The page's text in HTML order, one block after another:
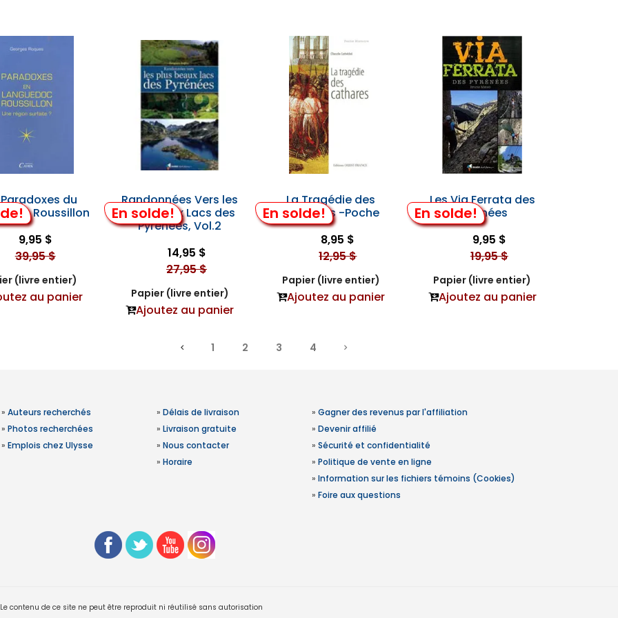
du
Roussillon
9,95 $
39,95 $
(livre entier)
au panier
En solde!
Randonnées Vers les
Plus Beaux Lacs des
Pyrénées, Vol.2
14,95 $
27,95 $
Papier (livre entier)
Ajoutez au panier
En solde!
La Tragédie des
Cathares -Poche
8,95 $
12,95 $
Papier (livre entier)
Ajoutez au panier
En solde!
Les Via Ferrata des
Pyrénées
9,95 $
19,95 $
Papier (livre entier)
Ajoutez au panier
1 2 3 4
» Auteurs recherchés
» Photos recherchées
» Emplois chez Ulysse
» Délais de livraison
» Livraison gratuite
» Nous contacter
» Horaire
» Gagner des revenus par l'affiliation
» Devenir affilié
» Sécurité et confidentialité
» Politique de vente en ligne
» Information sur les fichiers témoins (Cookies)
» Foire aux questions
contenu de ce site ne peut être reproduit ni réutilisé sans autorisation